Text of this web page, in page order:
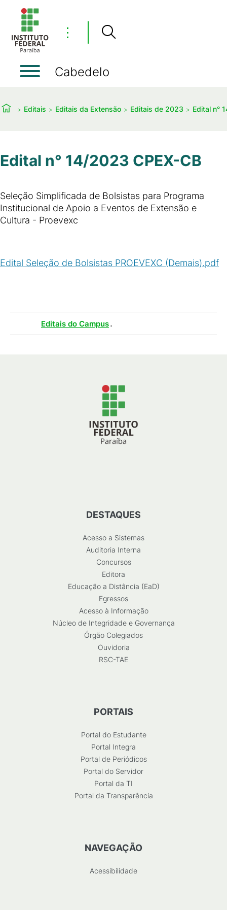
⋮
Cabedelo
Editais Editais da Extensão Editais de 2023 Edital n°
Edital n° 14/2023 CPEX-CB
Seleção Simplificada de Bolsistas para Programa
Institucional de Apoio a Eventos de Extensão e
Cultura - Proevexc
Edital Seleção de Bolsistas PROEVEXC (Demais).pdf
Editais do Campus.
DESTAQUES
Acesso a Sistemas
Auditoria Interna
Concursos
Editora
Educação a Distância (EaD)
Egressos
Acesso à Informação
Núcleo de Integridade e Governança
Órgão Colegiados
Ouvidoria
RSC-TAE
PORTAIS
Portal do Estudante
Portal Integra
Portal de Periódicos
Portal do Servidor
Portal da TI
Portal da Transparência
NAVEGAÇÃO
Acessibilidade